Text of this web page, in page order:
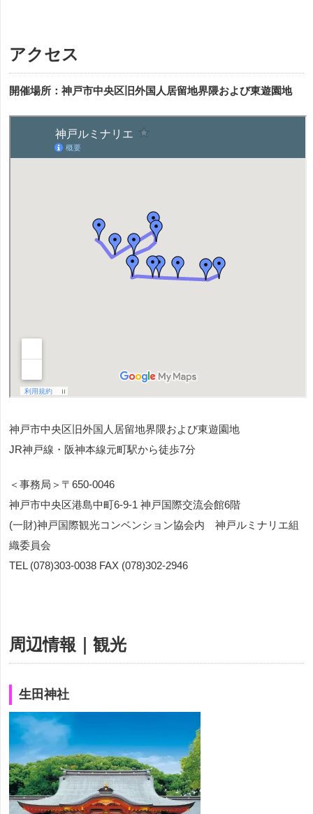
アクセス
開催場所：神戸市中央区旧外国人居留地界隈および東遊園地
神戸市中央区旧外国人居留地界隈および東遊園地
JR神戸線・阪神本線元町駅から徒歩7分
＜事務局＞〒650-0046
神戸市中央区港島中町6-9-1 神戸国際交流会館6階
(一財)神戸国際観光コンベンション協会内 神戸ルミナリエ組
織委員会
TEL (078)303-0038 FAX (078)302-2946
周辺情報｜観光
生田神社